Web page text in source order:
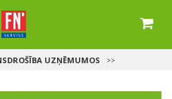
UZŅĒMUMOS >>